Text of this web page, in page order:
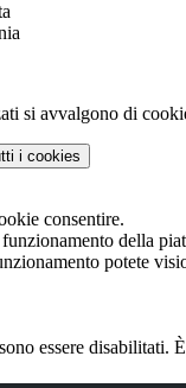
si avvalgono di
i cookies
consentire.
della
potete
essere